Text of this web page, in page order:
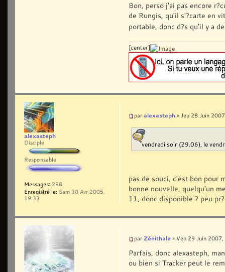
Bon, perso j'ai pas encore
de Rungis, qu'il s'?carte en
portable, donc d?s qu'il y a
[center]
par alexasteph » Jeu 28 Juin
vendredi soir (29.06), le
pas de souci, c'est bon pour
bonne nouvelle, quelqu'un
11, donc disponible ? peu
alexasteph
Disciple
Responsable
Messages: 298
Enregistré le: Sam 30 Avr 2005,
19:33
par Zénithale » Ven 29 Juin
Parfais, donc alexasteph,
ou bien si Tracker peut le